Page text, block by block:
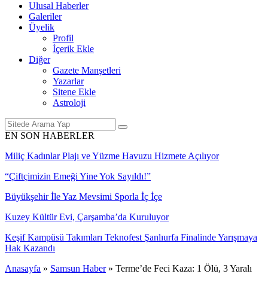
Ulusal Haberler
Galeriler
Üyelik
Profil
İçerik Ekle
Diğer
Gazete Manşetleri
Yazarlar
Sitene Ekle
Astroloji
EN SON HABERLER
Miliç Kadınlar Plajı ve Yüzme Havuzu Hizmete Açılıyor
“Çiftçimizin Emeği Yine Yok Sayıldı!”
Büyükşehir İle Yaz Mevsimi Sporla İç İçe
Kuzey Kültür Evi, Çarşamba’da Kuruluyor
Keşif Kampüsü Takımları Teknofest Şanlıurfa Finalinde Yarışmaya
Hak Kazandı
Anasayfa » Samsun Haber » Terme’de Feci Kaza: 1 Ölü, 3 Yaralı